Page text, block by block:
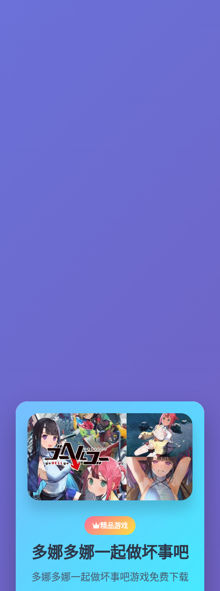
精品游戏
多娜多娜一起做坏事吧
多娜多娜一起做坏事吧游戏免费下载